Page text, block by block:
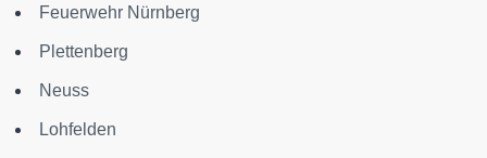
Feuerwehr Nürnberg
Plettenberg
Neuss
Lohfelden